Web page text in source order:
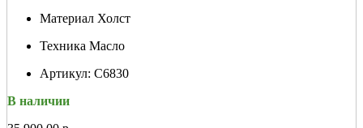
Материал Холст
Техника Масло
Артикул: С6830
В наличии